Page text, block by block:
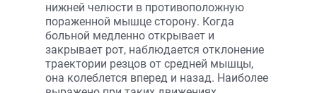
нижней челюсти в противоположную
пораженной мышце сторону. Когда
больной медленно открывает и
закрывает рот, наблюдается отклонение
траектории резцов от средней мышцы,
она колеблется вперед и назад. Наиболее